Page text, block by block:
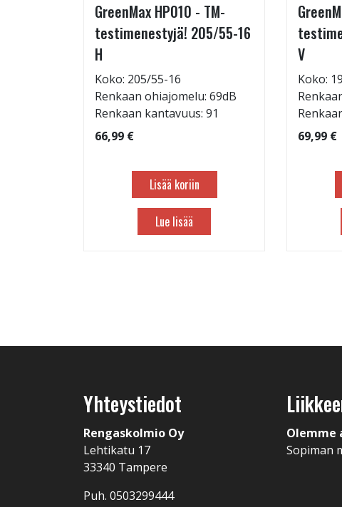
GreenMax HP010 - TM-
testimenestyjä! 205/55-16
H
Koko: 205/55-16
Renkaan ohiajomelu: 69dB
Renkaan kantavuus: 91
66,99 €
Lisää koriin
Lue lisää
V
Koko:
69,99 €
Yhteystiedot
Rengaskolmio Oy
Lehtikatu 17
33340 Tampere
Puh. 0503299444
Olemme
Sopiman